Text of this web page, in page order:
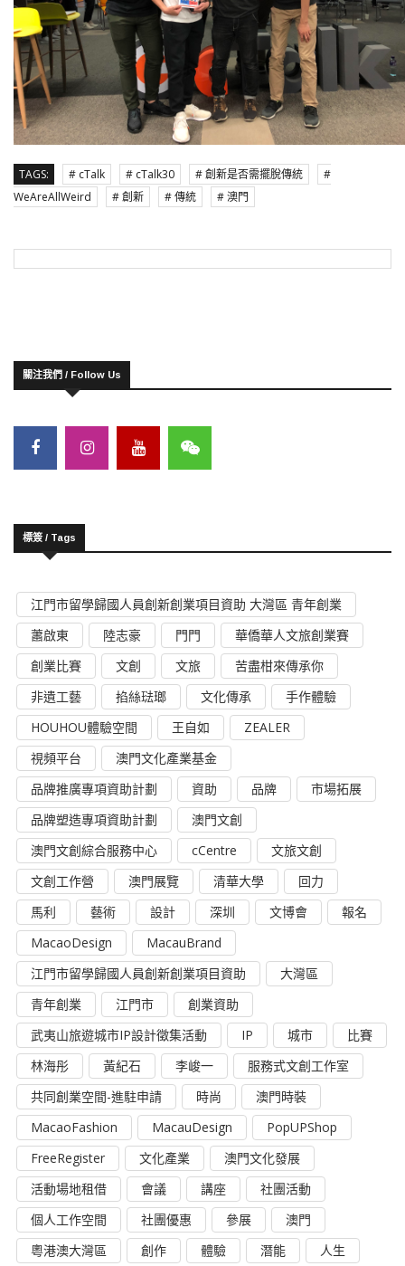
TAGS: # cTalk # cTalk30 # 創新是否需擺脫傳統
#
WeAreAllWeird
# 創新 # 傳統 # 澳門
關注我們 / Follow Us
標簽 / Tags
江門市留學歸國人員創新創業項目資助 大灣區 青年創業
蕭啟東
陸志豪 門門
華僑華人文旅創業賽
創業比賽
文創 文旅
苦盡柑來傳承你
非遺工藝
掐絲琺瑯 文化傳承
手作體驗
HOUHOU體驗空間
王自如
ZEALER
視頻平台
澳門文化產業基金
品牌推廣專項資助計劃
資助 品牌
市場拓展
品牌塑造專項資助計劃
澳門文創
澳門文創綜合服務中心
cCentre
文旅文創
文創工作營
澳門展覽 清華大學
回力
馬利
藝術 設計 深圳 文博會
報名
MacaoDesign
MacauBrand
江門市留學歸國人員創新創業項目資助
大灣區
青年創業
江門市
創業資助
武夷山旅遊城市IP設計徵集活動
IP 城市
比賽
林海彤
黃紀石 李峻一
服務式文創工作室
共同創業空間-進駐申請
時尚
澳門時裝
MacaoFashion
MacauDesign
PopUPShop
FreeRegister
文化產業
澳門文化發展
活動場地租借
會議 講座
社團活動
個人工作空間
社團優惠 參展
澳門
粵港澳大灣區
創作 體驗 潛能
人生